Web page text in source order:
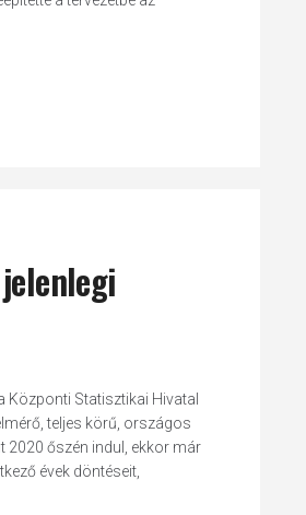
Központi Statisztikai Hivatal
teljes körű, országos
2020 őszén indul, ekkor már
évek döntéseit,